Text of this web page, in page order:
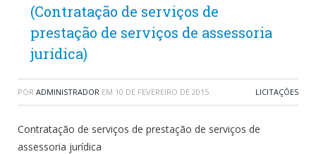
(Contratação de serviços de
prestação de serviços de assessoria
jurídica)
POR ADMINISTRADOR EM 10 DE FEVEREIRO DE 2015 LICITAÇÕES
Contratação de serviços de prestação de serviços de
assessoria jurídica